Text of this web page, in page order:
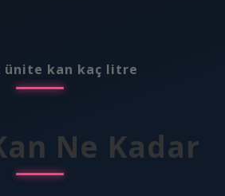
ünite kan kaç litre
Ne Kadar